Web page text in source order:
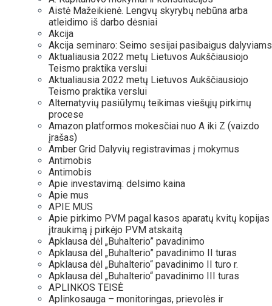
Aistė Mažeikienė. Lengvų skyrybų nebūna arba
atleidimo iš darbo dėsniai
Akcija
Akcija seminaro: Seimo sesijai pasibaigus dalyviams
Aktualiausia 2022 metų Lietuvos Aukščiausiojo
Teismo praktika verslui
Aktualiausia 2022 metų Lietuvos Aukščiausiojo
Teismo praktika verslui
Alternatyvių pasiūlymų teikimas viešųjų pirkimų
procese
Amazon platformos mokesčiai nuo A iki Z (vaizdo
įrašas)
Amber Grid Dalyvių registravimas į mokymus
Antimobis
Antimobis
Apie investavimą: delsimo kaina
Apie mus
APIE MUS
Apie pirkimo PVM pagal kasos aparatų kvitų kopijas
įtraukimą į pirkėjo PVM atskaitą
Apklausa dėl „Buhalterio” pavadinimo
Apklausa dėl „Buhalterio” pavadinimo II turas
Apklausa dėl „Buhalterio“ pavadinimo II turo r.
Apklausa dėl „Buhalterio“ pavadinimo III turas
APLINKOS TEISĖ
Aplinkosauga – monitoringas, prievolės ir